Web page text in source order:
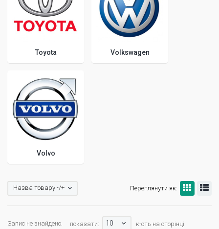
Toyota Volkswagen
Volvo
Переглянути як:
Назва товару -/+
Запис не знайдено. показати: 10 к-сть на сторінці